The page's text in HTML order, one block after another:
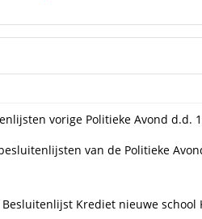
vorige Politieke Avond d.d.
van de Politieke
Besluitenlijst Krediet nieuwe school